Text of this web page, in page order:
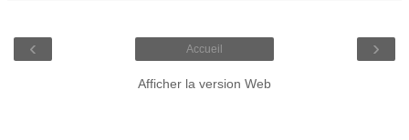
‹ ›
Accueil
Afficher la version Web